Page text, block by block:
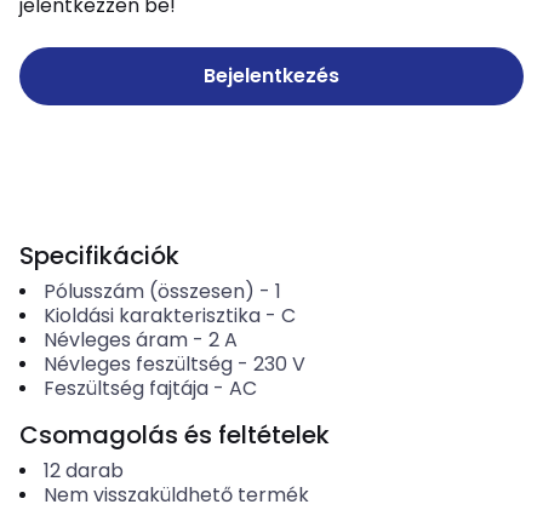
Bejelentkezés
Specifikációk
Pólusszám (összesen) - 1
Kioldási karakterisztika- C
Névleges áram- 2A
Névleges feszültség- 230 V
Feszültség fajtája- AC
Csomagolás és feltételek
12darab
Nem visszaküldhető termék